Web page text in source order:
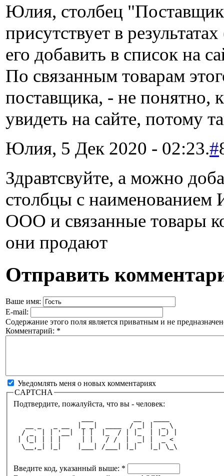
Юлия, столбец
присутствует в
его добавить в список на
По связанным товарам
поставщика, - не понятно,
увидеть на сайте, потому
Юлия, 5 Дек 2020 - 02:23.#
Здравтсвуйте, а можно
столбцы с наименованием
ООО и связанные товары
они продают
Отправить
Ваше имя:
E-mail:
Содержание этого поля является приватным и не
Комментарий: *
Уведомлять меня о новых комментариях
CAPTCHA
Подтвердите, пожалуйста, что вы - человек:
   __ _   _ __  |_ _|  ____  / _| |  _ \
  / _` | | '__|  | |  |_  / | |_  | |_) |
| (_| | | |     | |   / /  |  _| |  _ <
  \__,_| |_|    |___| /___| |_|   |_| \_\
Введите код, указанный выше: *